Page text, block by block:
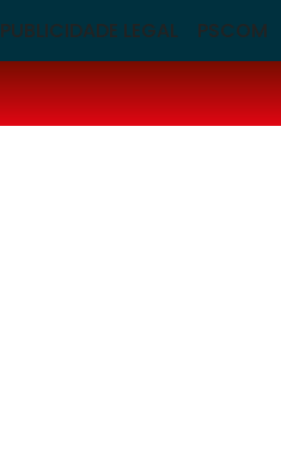
PUBLICIDADE LEGAL PSCOM